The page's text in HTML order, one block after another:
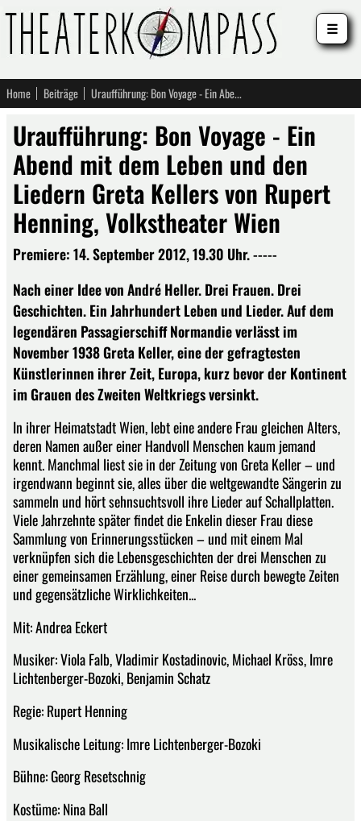
Home Beiträge Uraufführung: Bon Voyage - Ein Abend mit dem Leben und den Liedern Greta Kellers von Rupert Henning, Volkstheater Wien
Uraufführung: Bon Voyage - Ein
Abend mit dem Leben und den
Liedern Greta Kellers von Rupert
Henning, Volkstheater Wien
Premiere: 14. September 2012, 19.30 Uhr. -----
Nach einer Idee von André Heller. Drei Frauen. Drei
Geschichten. Ein Jahrhundert Leben und Lieder. Auf dem
legendären Passagierschiff Normandie verlässt im
November 1938 Greta Keller, eine der gefragtesten
Künstlerinnen ihrer Zeit, Europa, kurz bevor der Kontinent
im Grauen des Zweiten Weltkriegs versinkt.
In ihrer Heimatstadt Wien, lebt eine andere Frau gleichen Alters,
deren Namen außer einer Handvoll Menschen kaum jemand
kennt. Manchmal liest sie in der Zeitung von Greta Keller – und
irgendwann beginnt sie, alles über die weltgewandte Sängerin zu
sammeln und hört sehnsuchtsvoll ihre Lieder auf Schallplatten.
Viele Jahrzehnte später findet die Enkelin dieser Frau diese
Sammlung von Erinnerungsstücken – und mit einem Mal
verknüpfen sich die Lebensgeschichten der drei Menschen zu
einer gemeinsamen Erzählung, einer Reise durch bewegte Zeiten
und gegensätzliche Wirklichkeiten...
Mit: Andrea Eckert
Musiker: Viola Falb, Vladimir Kostadinovic, Michael Kröss, Imre
Lichtenberger-Bozoki, Benjamin Schatz
Regie: Rupert Henning
Musikalische Leitung: Imre Lichtenberger-Bozoki
Bühne: Georg Resetschnig
Kostüme: Nina Ball
☰